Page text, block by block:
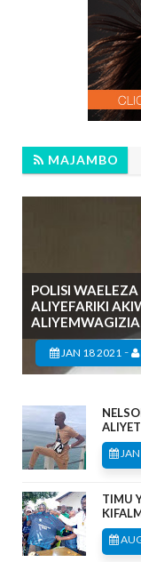
MAJAMBO
POLISI
ALIYEFARIKI
ALIYEMWAGIZIA
JAN 18 2021 -
TIMU